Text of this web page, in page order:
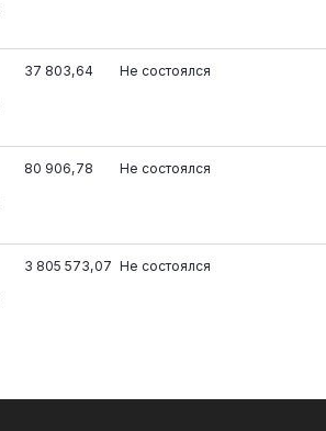
37 803,64 Не состоялся
80 906,78 Не состоялся
3 805 573,07 Не состоялся